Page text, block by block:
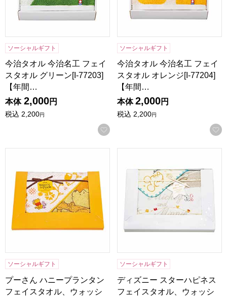
ソーシャルギフト
今治タオル 今治名工 フェイ
スタオル グリーン[I-77203]
【年間…
本体 2,000円
税込 2,200円
お気に入りに登録する
ソーシャルギフト
今治タオル 今治名工 フェイ
スタオル オレンジ[I-77204]
【年間…
本体 2,000円
税込 2,200円
ソーシャルギフト
プーさん ハニープランタン
フェイスタオル、ウォッシ
ソーシャルギフト
ディズニー スターハピネス
フェイスタオル、ウォッシ